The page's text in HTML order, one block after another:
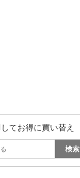
てお得に買い替え
検索